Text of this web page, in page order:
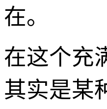
在。
在这个充
其实是某